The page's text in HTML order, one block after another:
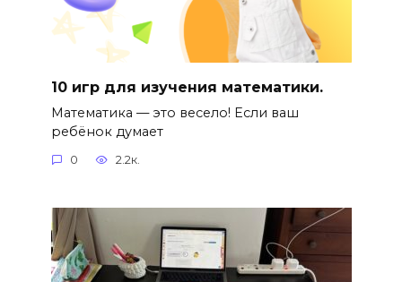
10 игр для изучения математики.
Математика — это весело! Если ваш
ребёнок думает
0 2.2к.